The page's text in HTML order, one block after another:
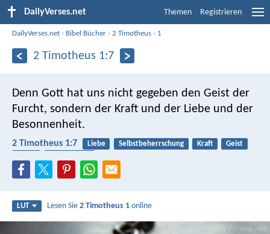
DailyVerses.net Themen Registrieren
DailyVerses.net › Bibel Bücher ›2 Timotheus › 1
2 Timotheus 1:7
Denn Gott hat uns nicht gegeben den Geist der
Furcht, sondern der Kraft und der Liebe und der
Besonnenheit.
2 Timotheus 1:7 Liebe Selbstbeherrschung Kraft
Geist
LUT Lesen Sie2 Timotheus 1 online